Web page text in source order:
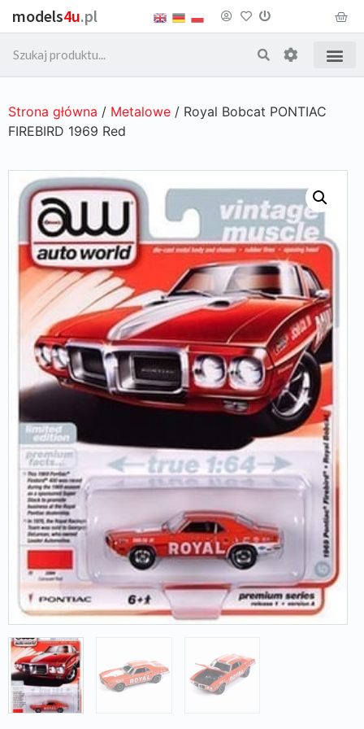
models4u.pl
Strona główna / Metalowe / Royal Bobcat PONTIAC
FIREBIRD 1969 Red